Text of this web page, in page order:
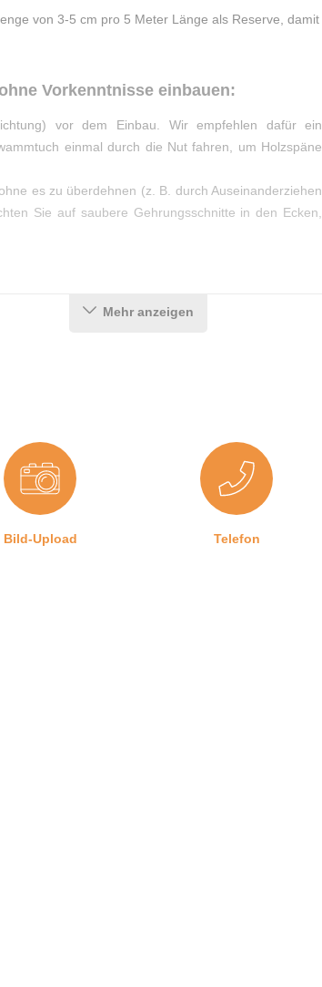
von 3-5 cm pro 5 Meter Länge als Reserve, damit
Vorkenntnisse einbauen:
vor dem Einbau. Wir empfehlen dafür ein
einmal durch die Nut fahren, um Holzspäne
es zu überdehnen (z. B. durch Auseinanderziehen
Sie auf saubere Gehrungsschnitte in den Ecken,
Mehr anzeigen
Bild-Upload Telefon